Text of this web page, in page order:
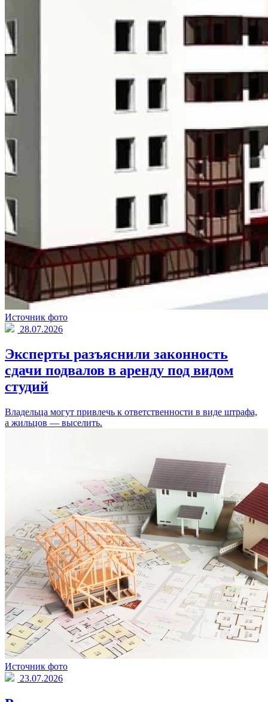
Источник фото
28.07.2026
Эксперты разъяснили законность
сдачи подвалов в аренду под видом
студий
Владельца могут привлечь к ответственности в виде штрафа,
а жильцов — выселить.
Источник фото
23.07.2026